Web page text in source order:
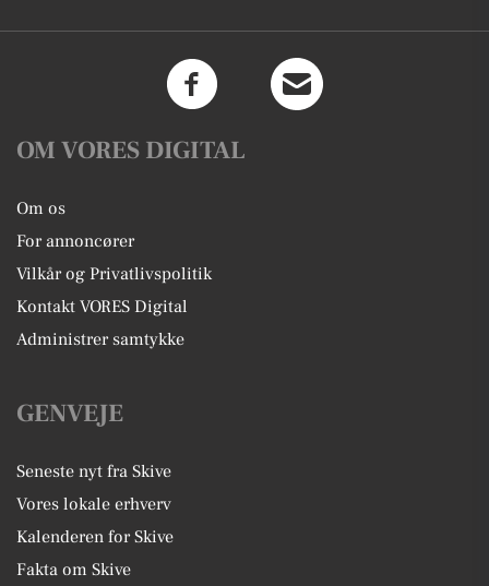
OM VORES DIGITAL
Om os
For annoncører
Vilkår og Privatlivspolitik
Kontakt VORES Digital
Administrer samtykke
GENVEJE
Seneste nyt fra Skive
Vores lokale erhverv
Kalenderen for Skive
Fakta om Skive